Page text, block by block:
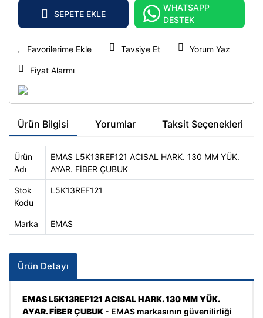
SEPETE EKLE
WHATSAPP
DESTEK
Tavsiye Et Yorum Yaz
Fiyat Alarmı
Ürün Bilgisi Yorumlar Taksit Seçenekleri
Ürün
Adı
EMAS L5K13REF121 ACISAL HARK. 130 MM YÜK.
AYAR. FİBER ÇUBUK
Stok
Kodu
L5K13REF121
Marka EMAS
Ürün Detayı
EMAS L5K13REF121 ACISAL HARK. 130 MM YÜK.
AYAR. FİBER ÇUBUK - EMAS markasının güvenilirliği